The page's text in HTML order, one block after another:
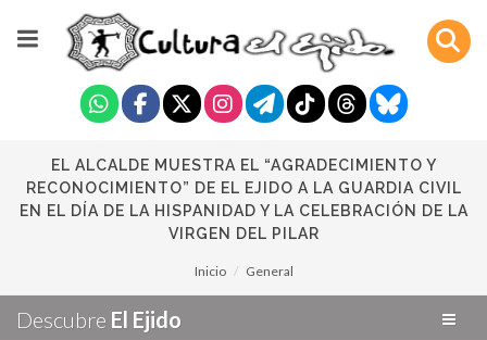
EL ALCALDE MUESTRA EL “AGRADECIMIENTO Y
RECONOCIMIENTO” DE EL EJIDO A LA GUARDIA CIVIL
EN EL DÍA DE LA HISPANIDAD Y LA CELEBRACIÓN DE LA
VIRGEN DEL PILAR
Inicio General
Descubre El Ejido